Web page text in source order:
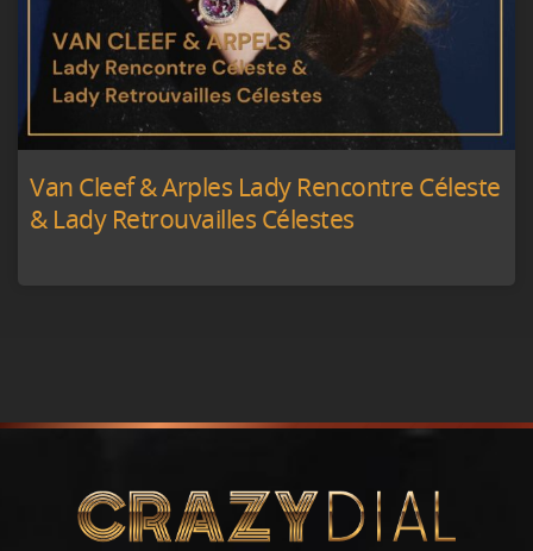
Van Cleef & Arples Lady Rencontre Céleste
& Lady Retrouvailles Célestes